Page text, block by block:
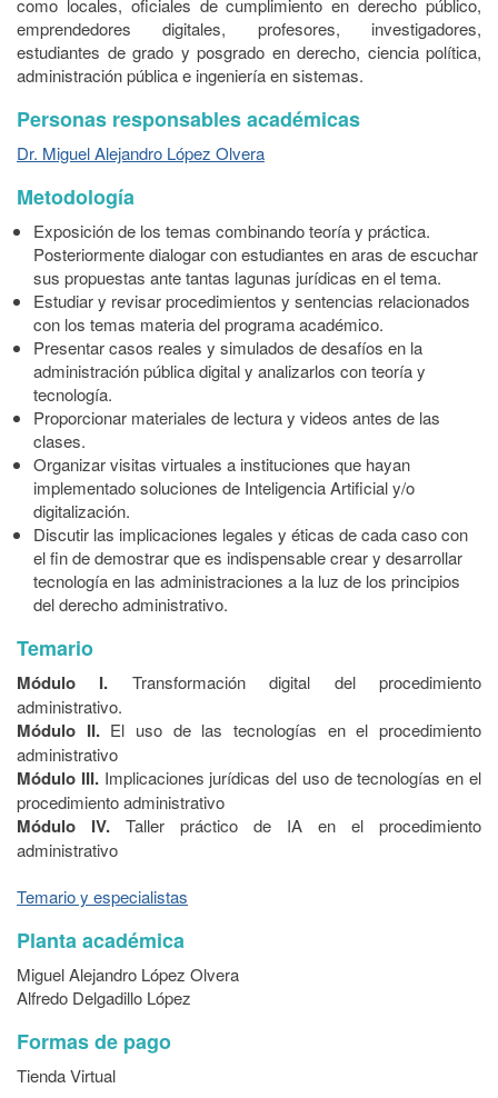
como locales, oficiales de cumplimiento en derecho público,
emprendedores digitales, profesores, investigadores,
estudiantes de grado y posgrado en derecho, ciencia política,
administración pública e ingeniería en sistemas.
Personas responsables académicas
Dr. Miguel Alejandro López Olvera
Metodología
Exposición de los temas combinando teoría y práctica.
Posteriormente dialogar con estudiantes en aras de escuchar
sus propuestas ante tantas lagunas jurídicas en el tema.
Estudiar y revisar procedimientos y sentencias relacionados
con los temas materia del programa académico.
Presentar casos reales y simulados de desafíos en la
administración pública digital y analizarlos con teoría y
tecnología.
Proporcionar materiales de lectura y videos antes de las
clases.
Organizar visitas virtuales a instituciones que hayan
implementado soluciones de Inteligencia Artificial y/o
digitalización.
Discutir las implicaciones legales y éticas de cada caso con
el fin de demostrar que es indispensable crear y desarrollar
tecnología en las administraciones a la luz de los principios
del derecho administrativo.
Temario
Módulo I. Transformación digital del procedimiento
administrativo.
Módulo II.El uso de las tecnologías en el procedimiento
administrativo
Módulo III.Implicaciones jurídicas del uso de tecnologías en el
procedimiento administrativo
Módulo IV. Taller práctico de IA en el procedimiento
administrativo
Temario y especialistas
Planta académica
Miguel Alejandro López Olvera
Alfredo Delgadillo López
Formas de pago
Tienda Virtual